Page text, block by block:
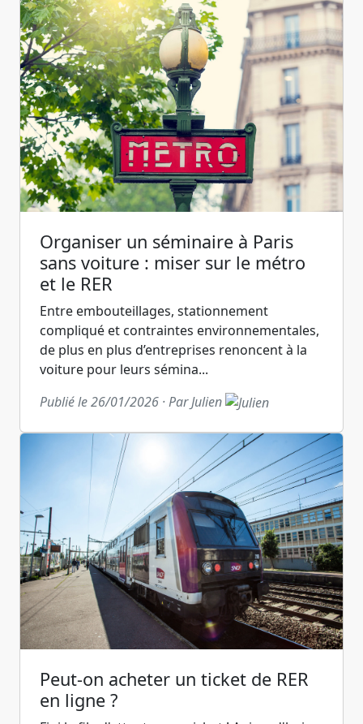
Organiser un séminaire à Paris
sans voiture : miser sur le métro
et le RER
Entre embouteillages, stationnement
compliqué et contraintes environnementales,
de plus en plus d’entreprises renoncent à la
voiture pour leurs sémina...
Publié le 26/01/2026 · Par Julien
Peut-on acheter un ticket de RER
en ligne ?